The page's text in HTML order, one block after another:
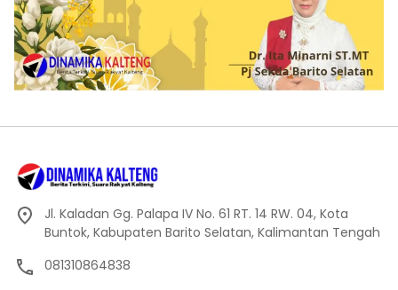
Jl. Kaladan Gg. Palapa IV No. 61 RT. 14 RW. 04, Kota
Buntok, Kabupaten Barito Selatan, Kalimantan Tengah
081310864838